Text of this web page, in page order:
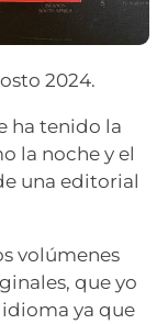
2024.
ha tenido la
la noche y el
una editorial
volúmenes
que yo
ya que